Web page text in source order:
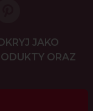
JAKO
ORAZ